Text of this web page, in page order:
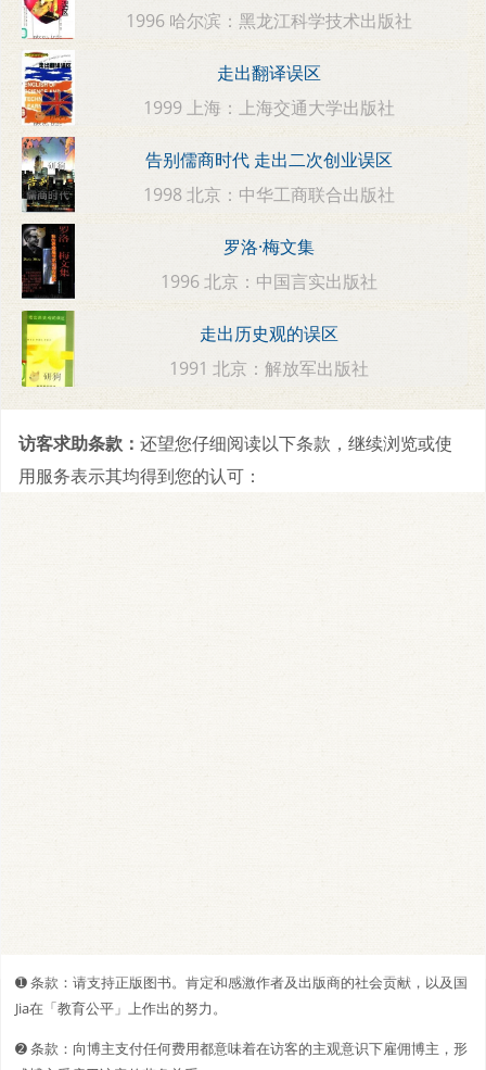
1996 哈尔滨：黑龙江科学技术出版社
走出翻译误区
1999 上海：上海交通大学出版社
告别儒商时代 走出二次创业误区
1998 北京：中华工商联合出版社
罗洛·梅文集
1996 北京：中国言实出版社
走出历史观的误区
1991 北京：解放军出版社
访客求助条款： 还望您仔细阅读以下条款，继续浏览或使
用服务表示其均得到您的认可：
➊️ 条款：请支持正版图书。肯定和感激作者及出版商的社会贡献，以及国
Jia在「教育公平」上作出的努力。
➋️️ 条款：向博主支付任何费用都意味着在访客的主观意识下雇佣博主，形